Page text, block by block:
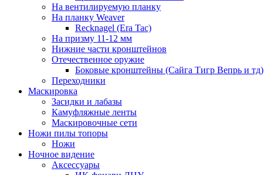
На вентилируемую планку
На планку Weaver
Recknagel (Era Tac)
На призму 11-12 мм
Нижние части кронштейнов
Отечественное оружие
Боковые кронштейны (Сайга Тигр Вепрь и тд)
Переходники
Маскировка
Засидки и лабазы
Камуфляжные ленты
Маскировочные сети
Ножи пилы топоры
Ножи
Ночное видение
Аксессуары